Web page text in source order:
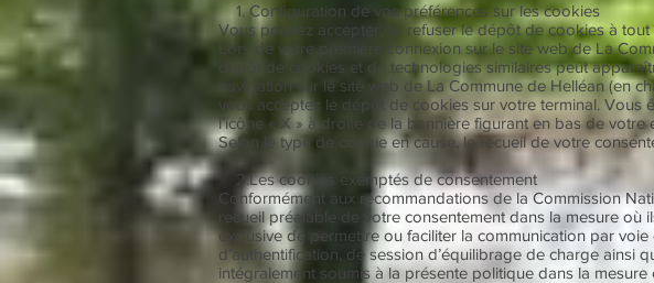
1. Configuration de vos préférences sur les cookies
Vous pouvez accepter ou refuser le dépôt de cookies à tout
Lors de votre première connexion sur le site web de La
dépôt de cookies et de technologies similaires peut
navigation sur le site web de La Commune de Helléan (en
vous acceptez le dépôt de cookies sur votre terminal.
l’icône « X » à droite de la bannière figurant en bas de votre
Selon le type de cookie en cause, le recueil de votre
2.Les cookies exemptés de consentement
Conformément aux recommandations de la Commission
recueil préalable de votre consentement dans la mesure
exclusive de permettre ou faciliter la communication par
d’authentification, de session d’équilibrage de charge
intégralement soumis à la présente politique dans la